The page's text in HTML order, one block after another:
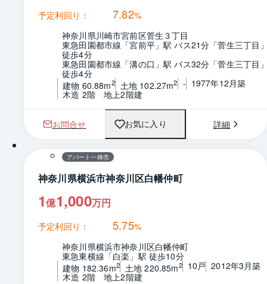
予定利回り： 7.82%
神奈川県川崎市宮前区菅生３丁目
東急田園都市線「宮前平」駅 バス21分「菅生三丁目
徒歩4分
東急田園都市線「溝の口」駅 バス32分「菅生三丁目
徒歩4分
建物 60.88m2 土地 102.27m2 - 1977年12月築
木造 2階　地上2階建
お問合せ お気に入り 詳細
1 / 0 間取り
アパート一棟売
神奈川県横浜市神奈川区白幡仲町
1億1,000万円
予定利回り： 5.75%
神奈川県横浜市神奈川区白幡仲町
東急東横線「白楽」駅 徒歩10分
建物 182.36m2 土地 220.85m2 10戸 2012年3月築
木造 2階　地上2階建